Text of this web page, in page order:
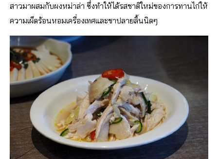
สาวมาผสมกับผงหม่าล่า ซึ่งทำให้ได้รสชาติใหม่ของการทานไก่ให้
ความเผ็ดร้อนหอมเครื่องเทศและชาปลายลิ้นนิดๆ